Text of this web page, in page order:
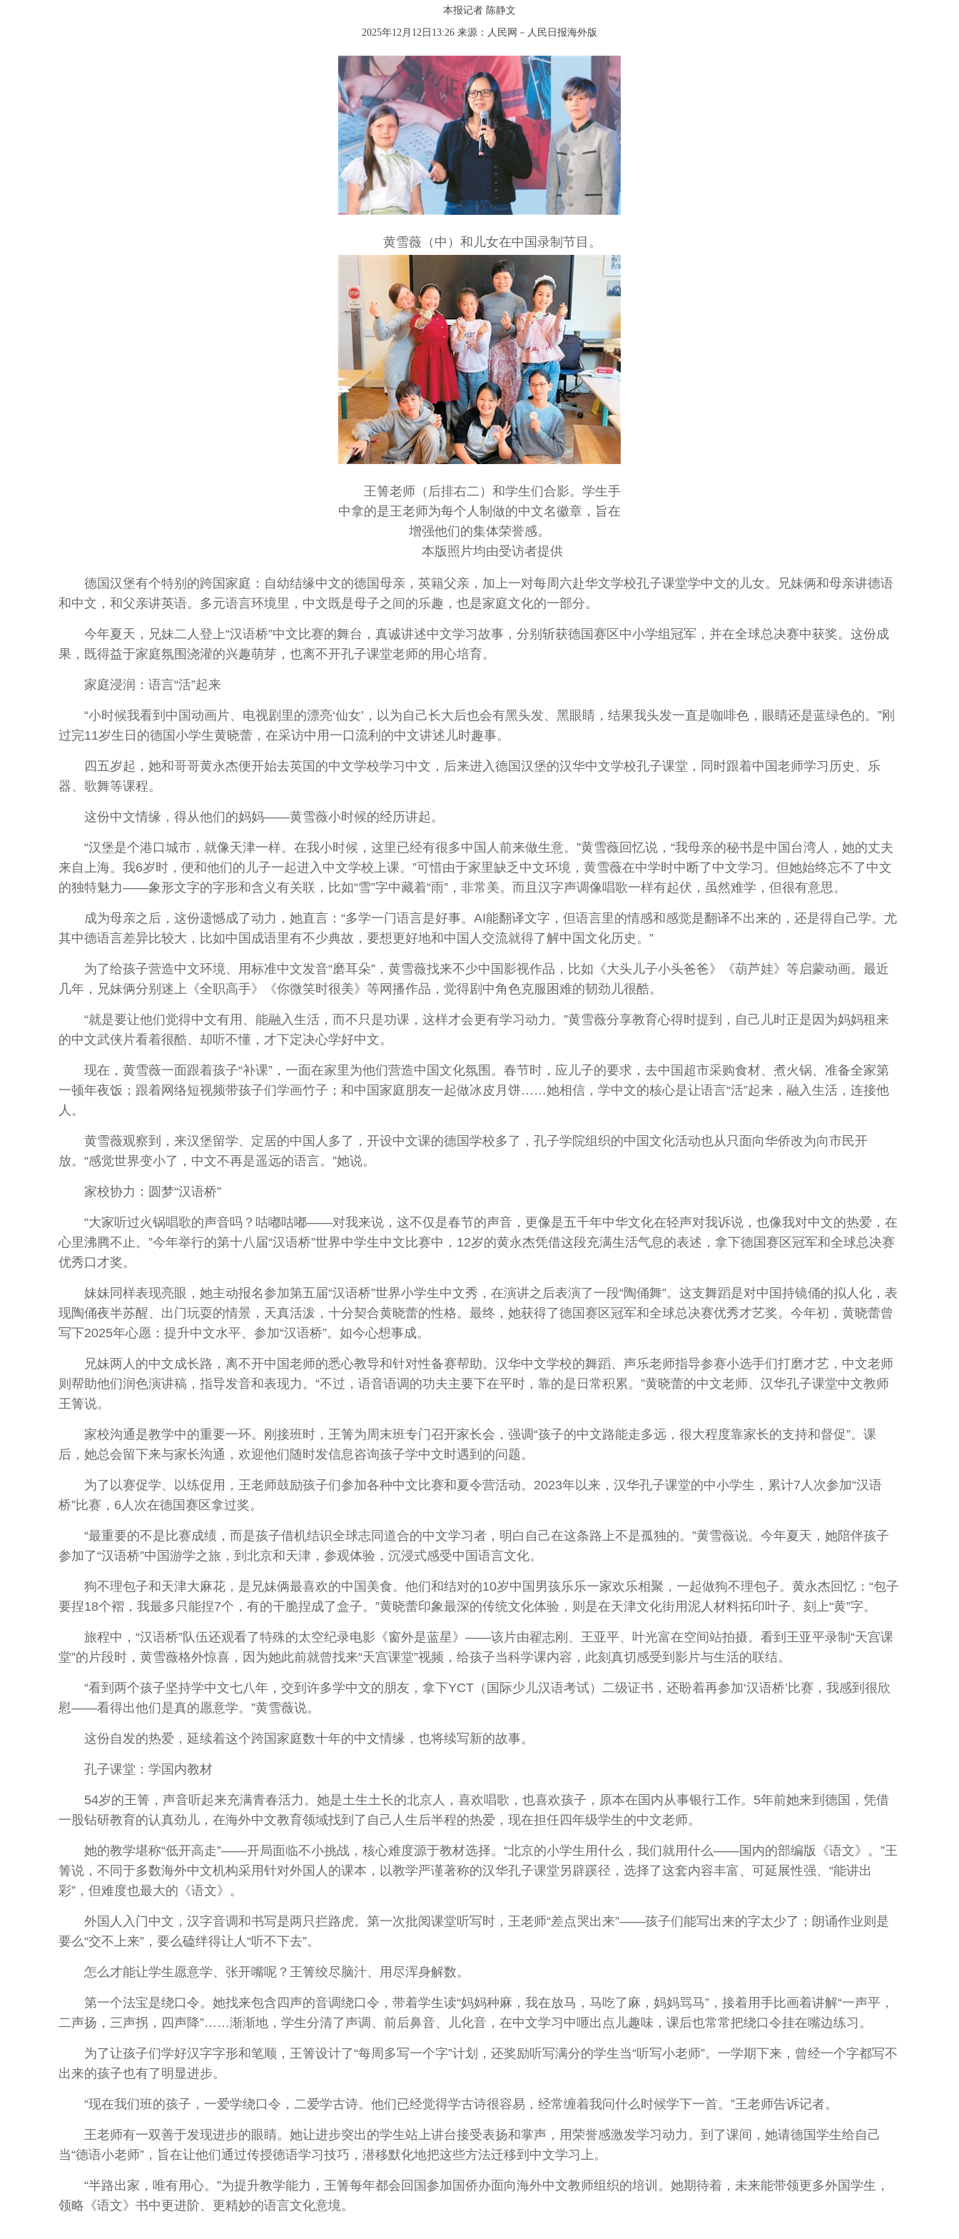
本报记者 陈静文
2025年12月12日13:26 来源： 人民网－人民日报海外版
黄雪薇（中）和儿女在中国录制节目。
王箐老师（后排右二）和学生们合影。学生手
中拿的是王老师为每个人制做的中文名徽章，旨在
增强他们的集体荣誉感。
本版照片均由受访者提供
德国汉堡有个特别的跨国家庭：自幼结缘中文的德国母亲，英籍父亲，加上一对每周六赴华文学校孔子课堂学中文的儿女。兄妹俩和母亲讲德语
和中文，和父亲讲英语。多元语言环境里，中文既是母子之间的乐趣，也是家庭文化的一部分。
今年夏天，兄妹二人登上“汉语桥”中文比赛的舞台，真诚讲述中文学习故事，分别斩获德国赛区中小学组冠军，并在全球总决赛中获奖。这份成
果，既得益于家庭氛围浇灌的兴趣萌芽，也离不开孔子课堂老师的用心培育。
家庭浸润：语言“活”起来
“小时候我看到中国动画片、电视剧里的漂亮‘仙女’，以为自己长大后也会有黑头发、黑眼睛，结果我头发一直是咖啡色，眼睛还是蓝绿色的。”刚
过完11岁生日的德国小学生黄晓蕾，在采访中用一口流利的中文讲述儿时趣事。
四五岁起，她和哥哥黄永杰便开始去英国的中文学校学习中文，后来进入德国汉堡的汉华中文学校孔子课堂，同时跟着中国老师学习历史、乐
器、歌舞等课程。
这份中文情缘，得从他们的妈妈——黄雪薇小时候的经历讲起。
“汉堡是个港口城市，就像天津一样。在我小时候，这里已经有很多中国人前来做生意。”黄雪薇回忆说，“我母亲的秘书是中国台湾人，她的丈夫
来自上海。我6岁时，便和他们的儿子一起进入中文学校上课。”可惜由于家里缺乏中文环境，黄雪薇在中学时中断了中文学习。但她始终忘不了中文
的独特魅力——象形文字的字形和含义有关联，比如“雪”字中藏着“雨”，非常美。而且汉字声调像唱歌一样有起伏，虽然难学，但很有意思。
成为母亲之后，这份遗憾成了动力，她直言：“多学一门语言是好事。AI能翻译文字，但语言里的情感和感觉是翻译不出来的，还是得自己学。尤
其中德语言差异比较大，比如中国成语里有不少典故，要想更好地和中国人交流就得了解中国文化历史。”
为了给孩子营造中文环境、用标准中文发音“磨耳朵”，黄雪薇找来不少中国影视作品，比如《大头儿子小头爸爸》《葫芦娃》等启蒙动画。最近
几年，兄妹俩分别迷上《全职高手》《你微笑时很美》等网播作品，觉得剧中角色克服困难的韧劲儿很酷。
“就是要让他们觉得中文有用、能融入生活，而不只是功课，这样才会更有学习动力。”黄雪薇分享教育心得时提到，自己儿时正是因为妈妈租来
的中文武侠片看着很酷、却听不懂，才下定决心学好中文。
现在，黄雪薇一面跟着孩子“补课”，一面在家里为他们营造中国文化氛围。春节时，应儿子的要求，去中国超市采购食材、煮火锅、准备全家第
一顿年夜饭；跟着网络短视频带孩子们学画竹子；和中国家庭朋友一起做冰皮月饼……她相信，学中文的核心是让语言“活”起来，融入生活，连接他
人。
黄雪薇观察到，来汉堡留学、定居的中国人多了，开设中文课的德国学校多了，孔子学院组织的中国文化活动也从只面向华侨改为向市民开
放。“感觉世界变小了，中文不再是遥远的语言。”她说。
家校协力：圆梦“汉语桥”
“大家听过火锅唱歌的声音吗？咕嘟咕嘟——对我来说，这不仅是春节的声音，更像是五千年中华文化在轻声对我诉说，也像我对中文的热爱，在
心里沸腾不止。”今年举行的第十八届“汉语桥”世界中学生中文比赛中，12岁的黄永杰凭借这段充满生活气息的表述，拿下德国赛区冠军和全球总决赛
优秀口才奖。
妹妹同样表现亮眼，她主动报名参加第五届“汉语桥”世界小学生中文秀，在演讲之后表演了一段“陶俑舞”。这支舞蹈是对中国持镜俑的拟人化，表
现陶俑夜半苏醒、出门玩耍的情景，天真活泼，十分契合黄晓蕾的性格。最终，她获得了德国赛区冠军和全球总决赛优秀才艺奖。今年初，黄晓蕾曾
写下2025年心愿：提升中文水平、参加“汉语桥”。如今心想事成。
兄妹两人的中文成长路，离不开中国老师的悉心教导和针对性备赛帮助。汉华中文学校的舞蹈、声乐老师指导参赛小选手们打磨才艺，中文老师
则帮助他们润色演讲稿，指导发音和表现力。“不过，语音语调的功夫主要下在平时，靠的是日常积累。”黄晓蕾的中文老师、汉华孔子课堂中文教师
王箐说。
家校沟通是教学中的重要一环。刚接班时，王箐为周末班专门召开家长会，强调“孩子的中文路能走多远，很大程度靠家长的支持和督促”。课
后，她总会留下来与家长沟通，欢迎他们随时发信息咨询孩子学中文时遇到的问题。
为了以赛促学、以练促用，王老师鼓励孩子们参加各种中文比赛和夏令营活动。2023年以来，汉华孔子课堂的中小学生，累计7人次参加“汉语
桥”比赛，6人次在德国赛区拿过奖。
“最重要的不是比赛成绩，而是孩子借机结识全球志同道合的中文学习者，明白自己在这条路上不是孤独的。”黄雪薇说。今年夏天，她陪伴孩子
参加了“汉语桥”中国游学之旅，到北京和天津，参观体验，沉浸式感受中国语言文化。
狗不理包子和天津大麻花，是兄妹俩最喜欢的中国美食。他们和结对的10岁中国男孩乐乐一家欢乐相聚，一起做狗不理包子。黄永杰回忆：“包子
要捏18个褶，我最多只能捏7个，有的干脆捏成了盒子。”黄晓蕾印象最深的传统文化体验，则是在天津文化街用泥人材料拓印叶子、刻上“黄”字。
旅程中，“汉语桥”队伍还观看了特殊的太空纪录电影《窗外是蓝星》——该片由翟志刚、王亚平、叶光富在空间站拍摄。看到王亚平录制“天宫课
堂”的片段时，黄雪薇格外惊喜，因为她此前就曾找来“天宫课堂”视频，给孩子当科学课内容，此刻真切感受到影片与生活的联结。
“看到两个孩子坚持学中文七八年，交到许多学中文的朋友，拿下YCT（国际少儿汉语考试）二级证书，还盼着再参加‘汉语桥’比赛，我感到很欣
慰——看得出他们是真的愿意学。”黄雪薇说。
这份自发的热爱，延续着这个跨国家庭数十年的中文情缘，也将续写新的故事。
孔子课堂：学国内教材
54岁的王箐，声音听起来充满青春活力。她是土生土长的北京人，喜欢唱歌，也喜欢孩子，原本在国内从事银行工作。5年前她来到德国，凭借
一股钻研教育的认真劲儿，在海外中文教育领域找到了自己人生后半程的热爱，现在担任四年级学生的中文老师。
她的教学堪称“低开高走”——开局面临不小挑战，核心难度源于教材选择。“北京的小学生用什么，我们就用什么——国内的部编版《语文》。”王
箐说，不同于多数海外中文机构采用针对外国人的课本，以教学严谨著称的汉华孔子课堂另辟蹊径，选择了这套内容丰富、可延展性强、“能讲出
彩”，但难度也最大的《语文》。
外国人入门中文，汉字音调和书写是两只拦路虎。第一次批阅课堂听写时，王老师“差点哭出来”——孩子们能写出来的字太少了；朗诵作业则是
要么“交不上来”，要么磕绊得让人“听不下去”。
怎么才能让学生愿意学、张开嘴呢？王箐绞尽脑汁、用尽浑身解数。
第一个法宝是绕口令。她找来包含四声的音调绕口令，带着学生读“妈妈种麻，我在放马，马吃了麻，妈妈骂马”，接着用手比画着讲解“一声平，
二声扬，三声拐，四声降”……渐渐地，学生分清了声调、前后鼻音、儿化音，在中文学习中咂出点儿趣味，课后也常常把绕口令挂在嘴边练习。
为了让孩子们学好汉字字形和笔顺，王箐设计了“每周多写一个字”计划，还奖励听写满分的学生当“听写小老师”。一学期下来，曾经一个字都写不
出来的孩子也有了明显进步。
“现在我们班的孩子，一爱学绕口令，二爱学古诗。他们已经觉得学古诗很容易，经常缠着我问什么时候学下一首。”王老师告诉记者。
王老师有一双善于发现进步的眼睛。她让进步突出的学生站上讲台接受表扬和掌声，用荣誉感激发学习动力。到了课间，她请德国学生给自己
当“德语小老师”，旨在让他们通过传授德语学习技巧，潜移默化地把这些方法迁移到中文学习上。
“半路出家，唯有用心。”为提升教学能力，王箐每年都会回国参加国侨办面向海外中文教师组织的培训。她期待着，未来能带领更多外国学生，
领略《语文》书中更进阶、更精妙的语言文化意境。